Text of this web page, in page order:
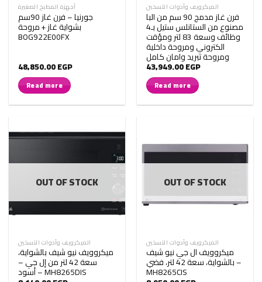
أجهزة المطبخ الصغيرة
جورنيا – فرن غاز 90سم
بشواية غاز + مروحة
BOG922E00FX
48,850.00EGP
Read more
الميكرويف وأدوات التسخين
فرن غاز مدمج 90 سم من البا
مصنوع من الستانلس ستيل بـ4
وظائف وسعة 83 لتر ومؤقت
الكتروني ومروحة داخلية
ومروحة تبريد وامان كامل
43,949.00EGP
Read more
OUT OF STOCK
الميكرويف وأدوات التسخين
ميكروويف نيو شيف بالشواية،
سعة 42 لتر من إل جي –
أسود – MH8265DIS
OUT OF STOCK
الميكرويف وأدوات التسخين
ميكروويف ال جي نيو شيف
بالشواية، سعة 42 لتر، فضي –
MH8265CIS